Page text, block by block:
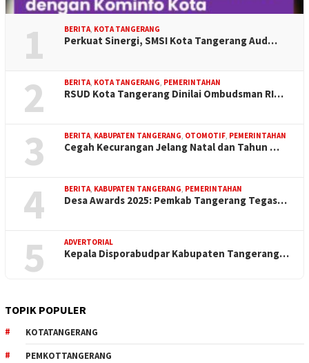
1 BERITA, KOTA TANGERANG
Perkuat Sinergi, SMSI Kota Tangerang Aud…
2 BERITA, KOTA TANGERANG, PEMERINTAHAN
RSUD Kota Tangerang Dinilai Ombudsman RI…
3 BERITA, KABUPATEN TANGERANG, OTOMOTIF, PEMERINTAHAN
Cegah Kecurangan Jelang Natal dan Tahun …
4 BERITA, KABUPATEN TANGERANG, PEMERINTAHAN
Desa Awards 2025: Pemkab Tangerang Tegas…
5 ADVERTORIAL
Kepala Disporabudpar Kabupaten Tangerang…
TOPIK POPULER
KOTATANGERANG
PEMKOTTANGERANG